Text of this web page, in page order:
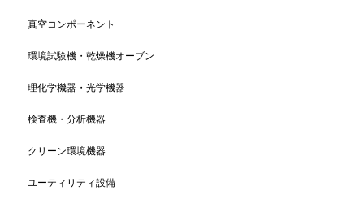
真空コンポーネント
環境試験機・乾燥機オーブン
理化学機器・光学機器
検査機・分析機器
クリーン環境機器
ユーティリティ設備